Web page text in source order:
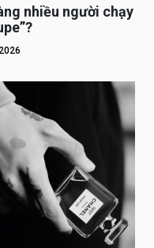
nhiều người chạy